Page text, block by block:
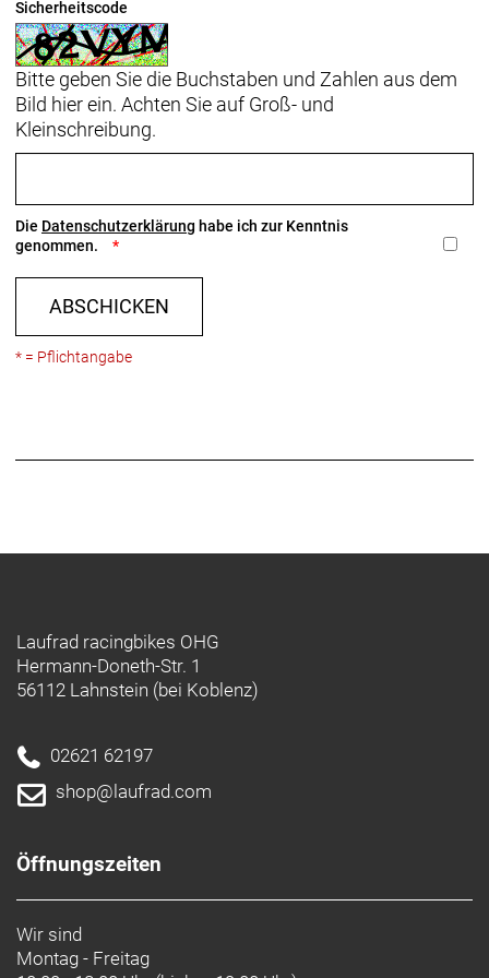
Sicherheitscode
Bitte geben Sie die Buchstaben und Zahlen aus dem
Bild hier ein. Achten Sie auf Groß- und
Kleinschreibung.
Die Datenschutzerklärung habe ich zur Kenntnis
genommen.
ABSCHICKEN
* = Pflichtangabe
Laufrad racingbikes OHG
Hermann-Doneth-Str. 1
56112 Lahnstein (bei Koblenz)
02621 62197
shop@laufrad.com
Öffnungszeiten
Wir sind
Montag - Freitag